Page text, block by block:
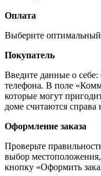
Оплата
Выберите
Покупатель
Введите данные о
телефона. В поле
которые могут
доме считаются справа
Оформление заказа
Проверьте
выбор
кнопку «Оформить